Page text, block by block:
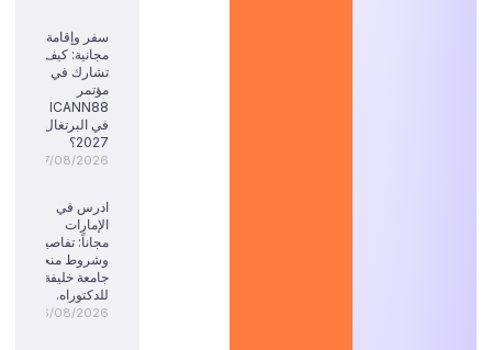
سفر وإقامة
مجانية: كيف
تشارك في
مؤتمر
ICANN88
في البرتغال
2027؟
07/08/2026
ادرس في
الإمارات
مجاناً: تفاصيل
وشروط منحة
جامعة خليفة
للدكتوراه.
06/08/2026